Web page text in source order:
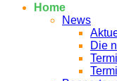
Home
News
Die